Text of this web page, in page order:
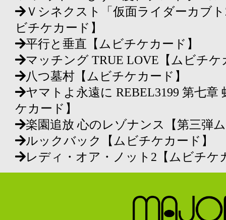
Ｖシネクスト「仮面ライダーカブ
ビチケカード】
平行と垂直【ムビチケカード】
マッチング TRUE LOVE【ムビチケ
八つ墓村【ムビチケカード】
ヤマトよ永遠に REBEL3199 第七章
ケカード】
楽園追放 心のレゾナンス【第三弾
ルックバック【ムビチケカード】
レディ・オア・ノット2【ムビチケ